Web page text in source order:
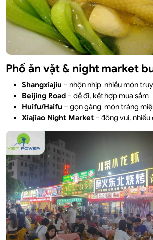
Phố ăn vặt & night market
Shangxiajiu – nhộn nhịp, nhiều món
Beijing Road – dễ đi, kết hợp mua sắm
Huifu/Haifu – gọn gàng, món tráng
Xiajiao Night Market – đông vui,